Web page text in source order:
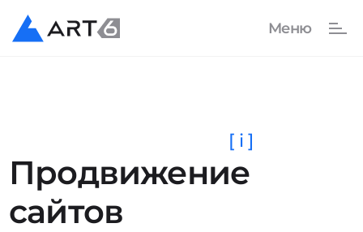
Продвижение
сайтов
[ i ]